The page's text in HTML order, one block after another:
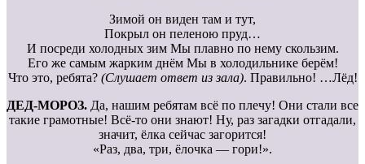
Зимой он виден там и тут,
Покрыл он пеленою пруд…
И посреди холодных зим Мы плавно по нему скользим.
Его же самым жарким днём Мы в холодильнике берём!
Что это, ребята?(Слушает ответ из зала). Правильно! …Лёд!
ДЕД-МОРОЗ. Да, нашим ребятам всё по плечу! Они стали все
такие грамотные! Всё-то они знают! Ну, раз загадки отгадали,
значит, ёлка сейчас загорится!
«Раз, два, три, ёлочка — гори!».